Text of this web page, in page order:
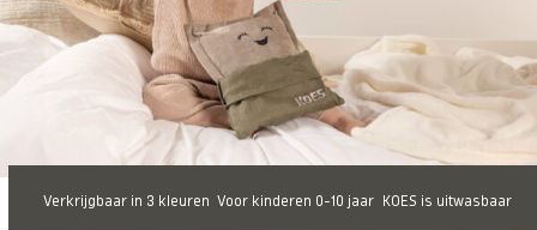
Verkrijgbaar in 3 kleuren Voor kinderen 0-10 jaar KOES is uitwasbaar